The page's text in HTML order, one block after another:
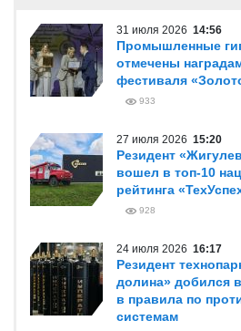
31 июля 2026 14:56
Промышленные
отмечены
фестиваля
933
27 июля 2026 15:20
Резидент
вошел в топ-10
рейтинга
928
24 июля 2026 16:17
Резидент
долина» добился
в правила по
системам